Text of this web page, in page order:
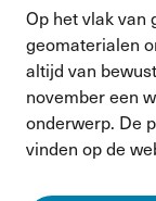
Op het vlak van
geomaterialen
altijd van
november een
onderwerp. De
vinden op de